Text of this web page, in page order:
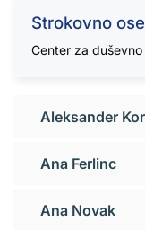
Strokovno
Center za
Aleksander
Ana Ferlinc
Ana Novak